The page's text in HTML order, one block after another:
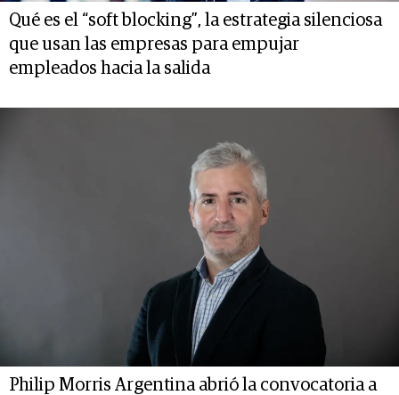
Qué es el “soft blocking”, la estrategia silenciosa
que usan las empresas para empujar
empleados hacia la salida
Philip Morris Argentina abrió la convocatoria a